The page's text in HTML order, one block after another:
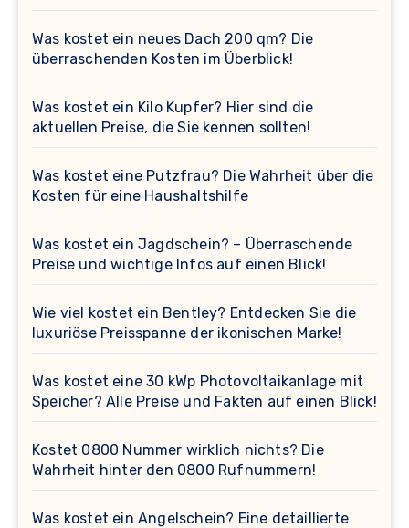
Was kostet ein neues Dach 200 qm? Die
überraschenden Kosten im Überblick!
Was kostet ein Kilo Kupfer? Hier sind die
aktuellen Preise, die Sie kennen sollten!
Was kostet eine Putzfrau? Die Wahrheit über die
Kosten für eine Haushaltshilfe
Was kostet ein Jagdschein? – Überraschende
Preise und wichtige Infos auf einen Blick!
Wie viel kostet ein Bentley? Entdecken Sie die
luxuriöse Preisspanne der ikonischen Marke!
Was kostet eine 30 kWp Photovoltaikanlage mit
Speicher? Alle Preise und Fakten auf einen Blick!
Kostet 0800 Nummer wirklich nichts? Die
Wahrheit hinter den 0800 Rufnummern!
Was kostet ein Angelschein? Eine detaillierte